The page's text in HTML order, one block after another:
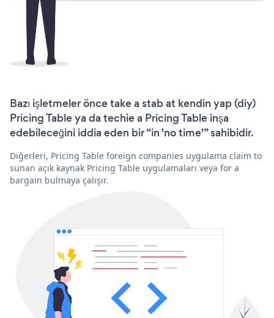
Bazı işletmeler önce take a stab at kendin yap (diy)
Pricing Table ya da techie a Pricing Table inşa
edebileceğini iddia eden bir “in 'no time'” sahibidir.
Diğerleri, Pricing Table foreign companies uygulama claim to
sunan açık kaynak Pricing Table uygulamaları veya for a
bargain bulmaya çalışır.